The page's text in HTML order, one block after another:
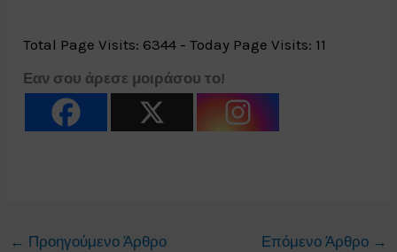
Total Page Visits: 6344 - Today Page Visits: 11
Εαν σου άρεσε μοιράσου το!
← Προηγούμενο Άρθρο Επόμενο Άρθρο →